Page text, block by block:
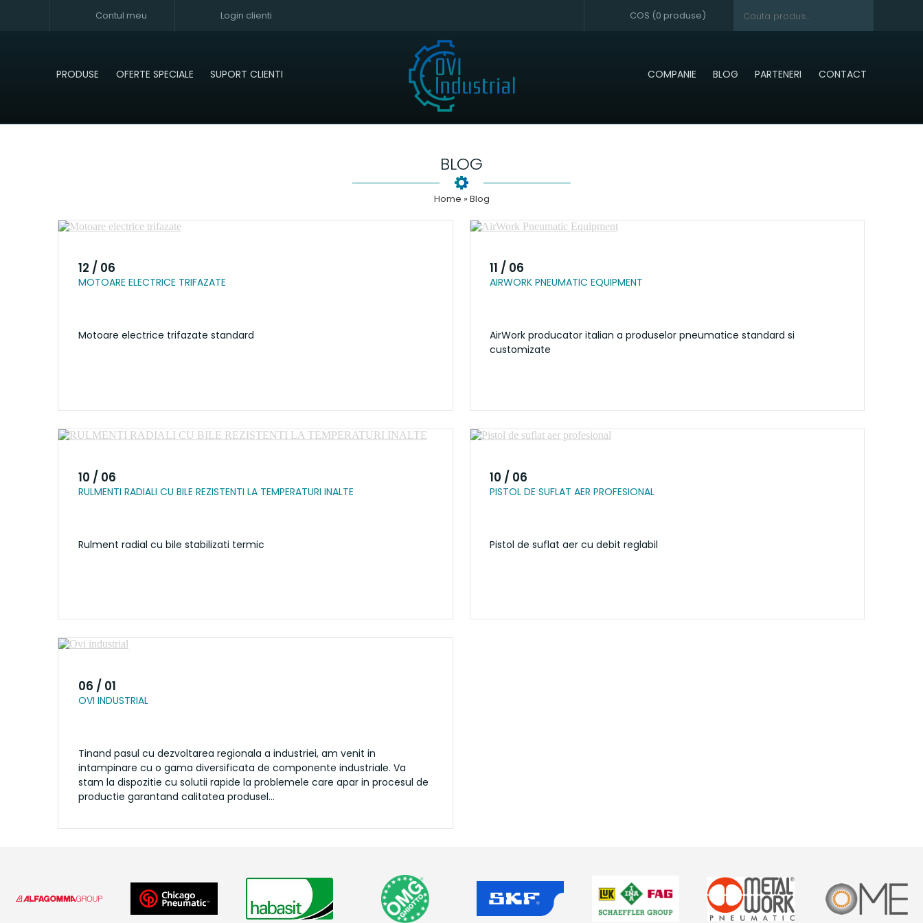
Contul meu Login clienti COS (0 produse)
PRODUSE OFERTE SPECIALE SUPORT CLIENTI COMPANIE BLOG PARTENERI CONTACT
BLOG
Home » Blog
12 / 06
MOTOARE ELECTRICE TRIFAZATE
Motoare electrice trifazate standard
11 / 06
AIRWORK PNEUMATIC EQUIPMENT
AirWork producator italian a produselor pneumatice standard si
customizate
10 / 06
RULMENTI RADIALI CU BILE REZISTENTI LA TEMPERATURI INALTE
Rulment radial cu bile stabilizati termic
10 / 06
PISTOL DE SUFLAT AER PROFESIONAL
Pistol de suflat aer cu debit reglabil
06 / 01
OVI INDUSTRIAL
Tinand pasul cu dezvoltarea regionala a industriei, am venit in
intampinare cu o gama diversificata de componente industriale. Va
stam la dispozitie cu solutii rapide la problemele care apar in procesul de
productie garantand calitatea produsel...